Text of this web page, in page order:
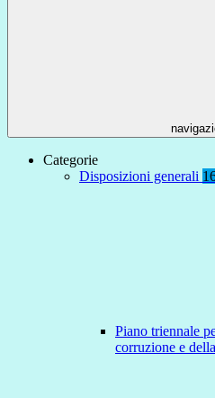
Categorie
Disposizioni generali
Piano triennale
corruzione e